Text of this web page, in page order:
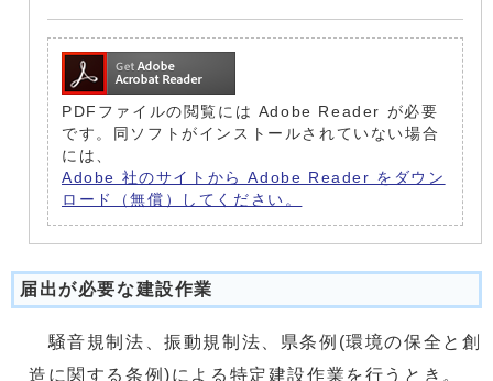
PDFファイルの閲覧には Adobe Reader が必要
です。同ソフトがインストールされていない場合
には、
Adobe 社のサイトから Adobe Reader をダウン
ロード（無償）してください。
届出が必要な建設作業
騒音規制法、振動規制法、県条例(環境の保全と創
造に関する条例)による特定建設作業を行うとき。